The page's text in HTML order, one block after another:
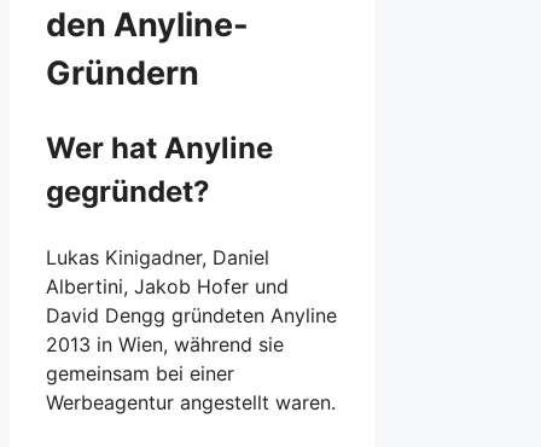
den Anyline-
Gründern
Wer hat Anyline
gegründet?
Lukas Kinigadner, Daniel
Albertini, Jakob Hofer und
David Dengg gründeten Anyline
2013 in Wien, während sie
gemeinsam bei einer
Werbeagentur angestellt waren.